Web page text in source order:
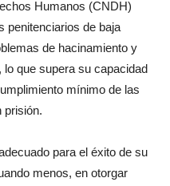
Humanos (CNDH)
penitenciarios de baja
de hacinamiento y
que supera su capacidad
mínimo de las
prisión.
para el éxito de su
menos, en otorgar